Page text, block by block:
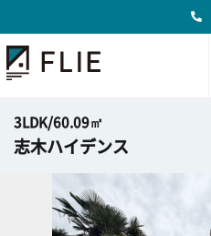
3LDK/60.09㎡
志木ハイデンス